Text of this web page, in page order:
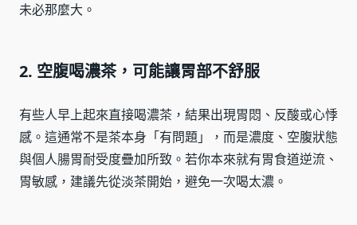
未必那麼大。
2. 空腹喝濃茶，可能讓胃部不舒服
有些人早上起來直接喝濃茶，結果出現胃悶、反酸或心悸
感。這通常不是茶本身「有問題」，而是濃度、空腹狀態
與個人腸胃耐受度疊加所致。若你本來就有胃食道逆流、
胃敏感，建議先從淡茶開始，避免一次喝太濃。